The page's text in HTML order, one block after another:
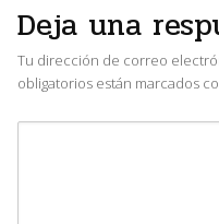
Deja una
Tu dirección de correo
obligatorios están marcados